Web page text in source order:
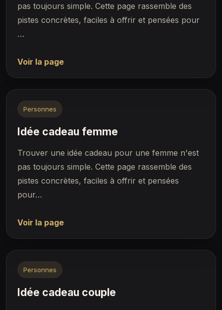
pas toujours simple. Cette page rassemble des
pistes concrètes, faciles à offrir et pensées pour
…
Voir la page
Personnes
Idée cadeau femme
Trouver une idée cadeau pour une femme n'est
pas toujours simple. Cette page rassemble des
pistes concrètes, faciles à offrir et pensées
pour…
Voir la page
Personnes
Idée cadeau couple